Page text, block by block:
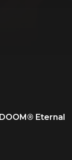
DOOM® Eternal